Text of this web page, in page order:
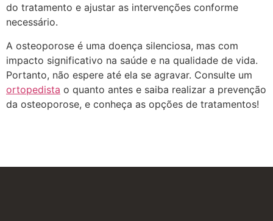
do tratamento e ajustar as intervenções conforme
necessário.
A osteoporose é uma doença silenciosa, mas com
impacto significativo na saúde e na qualidade de vida.
Portanto, não espere até ela se agravar. Consulte um
ortopedista o quanto antes e saiba realizar a prevenção
da osteoporose, e conheça as opções de tratamentos!